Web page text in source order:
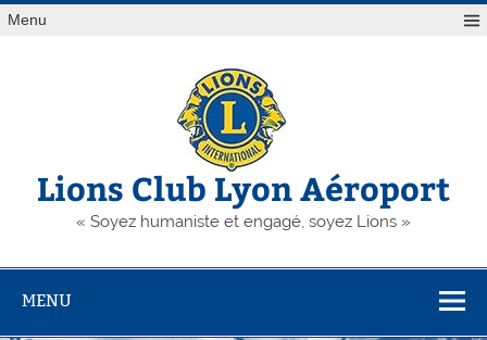
Skip
toMenu
Lions Club Lyon Aéroport
« Soyez humaniste et engagé, soyez Lions »
MENU